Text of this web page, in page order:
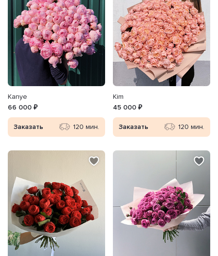
Kanye
66 000 ₽
Заказать 120 мин.
Kim
45 000 ₽
Заказать 120 мин.